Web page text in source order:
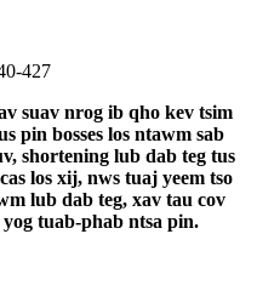
suav nrog ib qho kev tsim
pin bosses los ntawm sab
shortening lub dab teg tus
los xij, nws tuaj yeem tso
lub dab teg, xav tau cov
tuab-phab ntsa pin.